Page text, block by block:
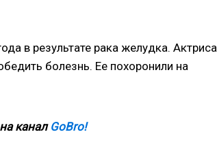
в результате рака желудка. Актриса
болезнь. Ее похоронили на
канал GoBro!